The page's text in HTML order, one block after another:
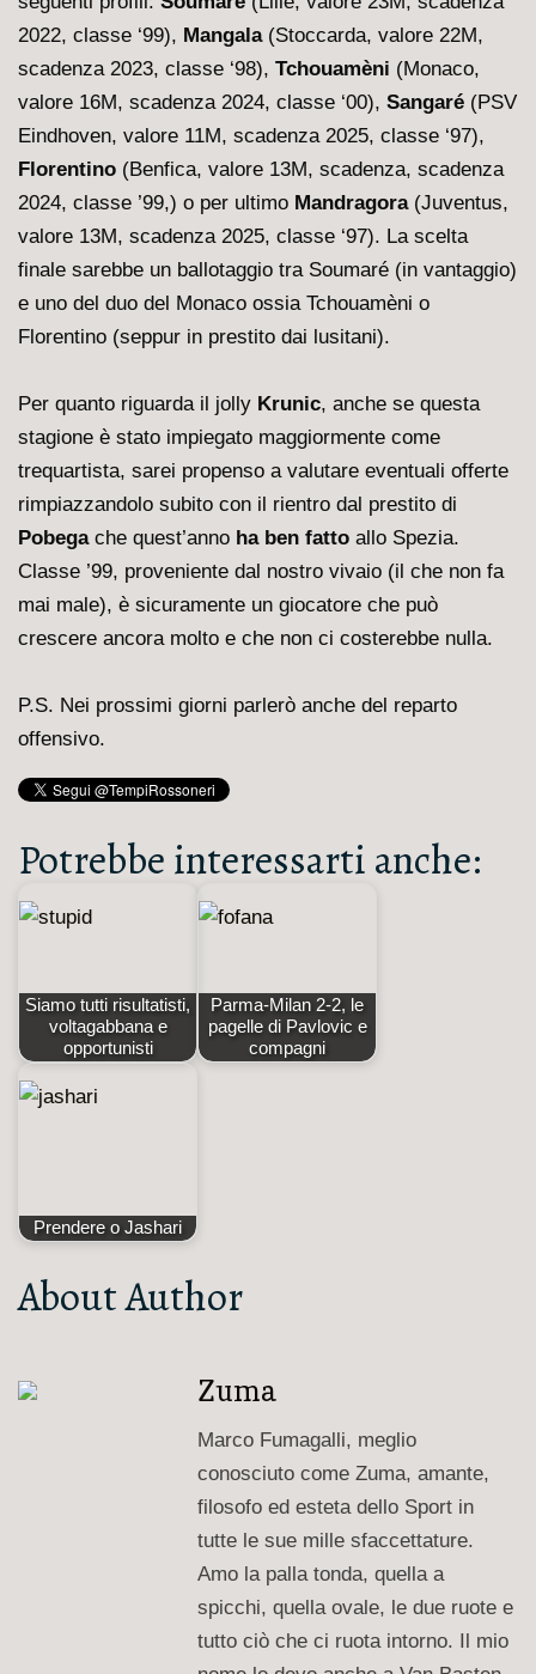
2022, classe ‘99), Mangala(Stoccarda, valore 22M,
scadenza 2023, classe ‘98), Tchouamèni (Monaco,
valore 16M, scadenza 2024, classe ‘00), Sangaré (PSV
Eindhoven, valore 11M, scadenza 2025, classe ‘97),
Florentino (Benfica, valore 13M, scadenza, scadenza
2024, classe ’99,) o per ultimo Mandragora(Juventus,
valore 13M, scadenza 2025, classe ‘97). La scelta
finale sarebbe un ballotaggio tra Soumaré (in vantaggio)
e uno del duo del Monaco ossia Tchouamèni o
Florentino (seppur in prestito dai lusitani).
Per quanto riguarda il jolly Krunic, anche se questa
stagione è stato impiegato maggiormente come
trequartista, sarei propenso a valutare eventuali offerte
rimpiazzandolo subito con il rientro dal prestito di
Pobega che quest’anno ha ben fatto allo Spezia.
Classe ’99, proveniente dal nostro vivaio (il che non fa
mai male), è sicuramente un giocatore che può
crescere ancora molto e che non ci costerebbe nulla.
P.S. Nei prossimi giorni parlerò anche del reparto
offensivo.
Potrebbe interessarti anche:
Siamo tutti risultatisti,
voltagabbana e
opportunisti
Parma-Milan 2-2, le
pagelle di Pavlovic e
compagni
Prendere o Jashari
About Author
Zuma
Marco Fumagalli, meglio
conosciuto come Zuma, amante,
filosofo ed esteta dello Sport in
tutte le sue mille sfaccettature.
Amo la palla tonda, quella a
spicchi, quella ovale, le due ruote e
tutto ciò che ci ruota intorno. Il mio